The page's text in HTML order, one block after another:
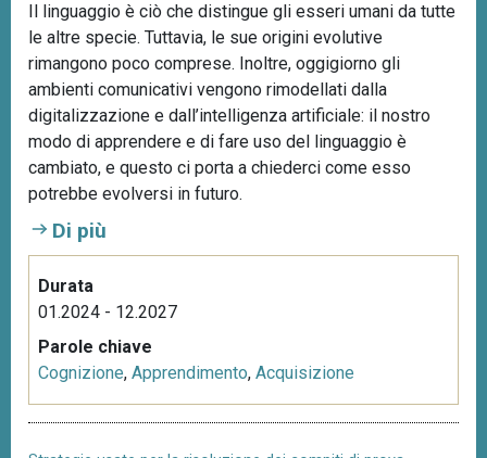
d
i
p
a
n
e
Il linguaggio è ciò che distingue gli esseri umani da tutte
le altre specie. Tuttavia, le sue origini evolutive
rimangono poco comprese. Inoltre, oggigiorno gli
ambienti comunicativi vengono rimodellati dalla
digitalizzazione e dall’intelligenza artificiale: il nostro
modo di apprendere e di fare uso del linguaggio è
cambiato, e questo ci porta a chiederci come esso
potrebbe evolversi in futuro.
Di più
Durata
01.2024 - 12.2027
Parole chiave
Cognizione, Apprendimento, Acquisizione